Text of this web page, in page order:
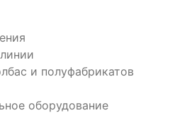
и полуфабрикатов
оборудование